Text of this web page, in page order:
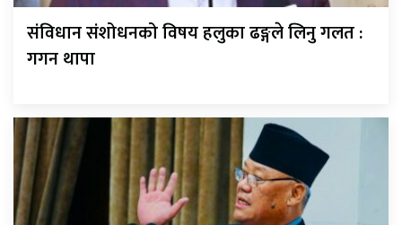
संविधान संशोधनको विषय हलुका ढङ्गले लिनु गलत :
गगन थापा